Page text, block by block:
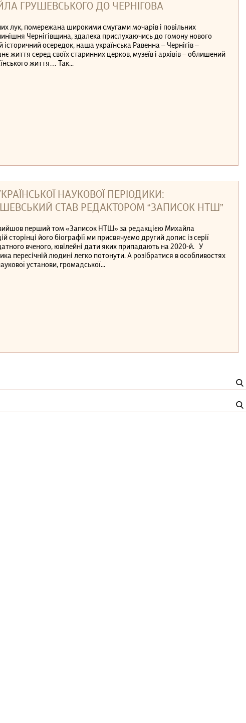
ГРУШЕВСЬКОГО ДО ЧЕРНІГОВА
лук, помережана широкими смугами мочарів і повільних
Чернігівщина, здалека прислухаючись до гомону нового
історичний осередок, наша українська Равенна – Чернігів –
життя серед своїх старинних церков, музеїв і архівів – облишений
життя… Так...
НАУКОВОЇ ПЕРІОДИКИ:
СТАВ РЕДАКТОРОМ “ЗАПИСОК НТШ”
вийшов перший том «Записок НТШ» за редакцією Михайла
сторінці його біографії ми присвячуємо другий допис із серії
вченого, ювілейні дати яких припадають на 2020-й. У
пересічній людині легко потонути. А розібратися в особливостях
установи, громадської...